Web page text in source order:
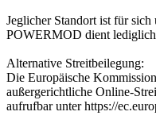
Jeglicher Standort ist für
POWERMOD dient
Alternative Streitbeilegung:
Die Europäische
außergerichtliche Online-
aufrufbar unter https://